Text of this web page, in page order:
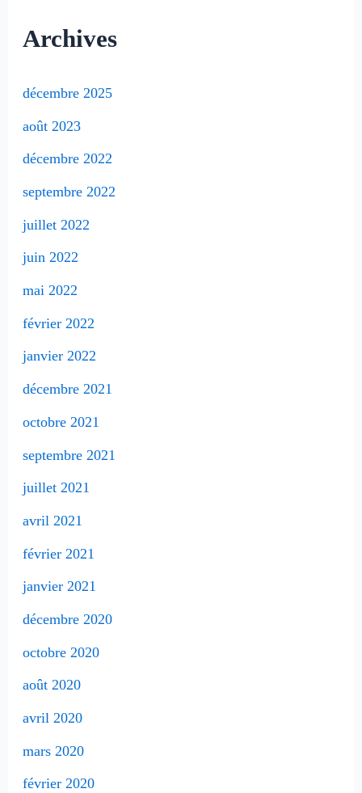
Archives
décembre 2025
août 2023
décembre 2022
septembre 2022
juillet 2022
juin 2022
mai 2022
février 2022
janvier 2022
décembre 2021
octobre 2021
septembre 2021
juillet 2021
avril 2021
février 2021
janvier 2021
décembre 2020
octobre 2020
août 2020
avril 2020
mars 2020
février 2020